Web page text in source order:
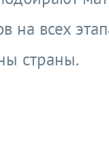
на всех
страны.